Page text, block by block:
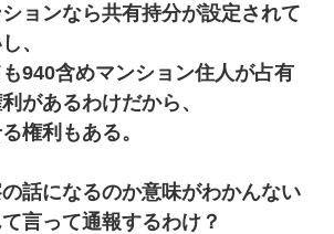
階からの異臭に困ってる、今もすっごく臭
にも臭わないよ」→ その後。警察『絶対に
』
、不妊の叔母に頼まれて出産。→叔母夫婦が
に子供を連れ帰った。→9・11で叔母夫婦が
を掘り出さないと死ぬんか？ 死ぬんか？
ョンなら共有持分が設定されて
、
940含めマンション住人が占有
があるわけだから、
権利もある。
話になるのか意味がわかんない
言って通報するわけ？